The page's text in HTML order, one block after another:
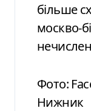
більше
москво-
Фото:
Нижник